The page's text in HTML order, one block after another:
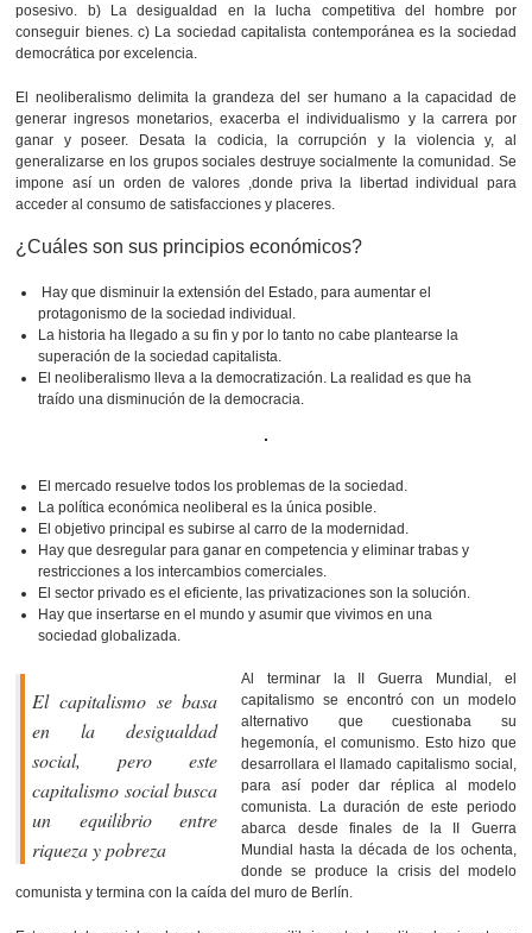
posesivo. b) La desigualdad en la lucha competitiva del hombre por
conseguir bienes. c) La sociedad capitalista contemporánea es la sociedad
democrática por excelencia.
El neoliberalismo delimita la grandeza del ser humano a la capacidad de
generar ingresos monetarios, exacerba el individualismo y la carrera por
ganar y poseer. Desata la codicia, la corrupción y la violencia y, al
generalizarse en los grupos sociales destruye socialmente la comunidad. Se
impone así un orden de valores ,donde priva la libertad individual para
acceder al consumo de satisfacciones y placeres.
¿Cuáles son sus principios económicos?
Hay que disminuir la extensión del Estado, para aumentar el
protagonismo de la sociedad individual.
La historia ha llegado a su fin y por lo tanto no cabe plantearse la
superación de la sociedad capitalista.
El neoliberalismo lleva a la democratización. La realidad es que ha
traído una disminución de la democracia.
El mercado resuelve todos los problemas de la sociedad.
La política económica neoliberal es la única posible.
El objetivo principal es subirse al carro de la modernidad.
Hay que desregular para ganar en competencia y eliminar trabas y
restricciones a los intercambios comerciales.
El sector privado es el eficiente, las privatizaciones son la solución.
Hay que insertarse en el mundo y asumir que vivimos en una
sociedad globalizada.
El capitalismo se basa
en la desigualdad
social, pero este
capitalismo social busca
un equilibrio entre
riqueza y pobreza
Al terminar la II Guerra Mundial, el
capitalismo se encontró con un modelo
alternativo que cuestionaba su
hegemonía, el comunismo. Esto hizo que
desarrollara el llamado capitalismo social,
para así poder dar réplica al modelo
comunista. La duración de este periodo
abarca desde finales de la II Guerra
Mundial hasta la década de los ochenta,
donde se produce la crisis del modelo
comunista y termina con la caída del muro de Berlín.